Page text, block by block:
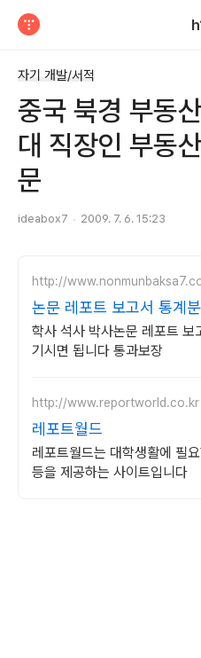
자기 개발/서적
중국 북경 부동
대 직장인 부동
문
ideabox7 2009. 7. 6. 15:23
http://
논문 레포트 보고서 통계
학사 석사 박사논문 레포트
기시면 됩니다 통과보장
http://www.reportworld.co.kr
레포트월드
레포트월드는 대학생활에 필
등을 제공하는 사이트입니다